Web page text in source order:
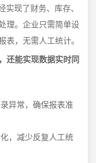
现了财务、库存、
理。企业只需简单设
表，无需人工统计。
还能实现数据实时同
异常，确保报表准
，减少反复人工统